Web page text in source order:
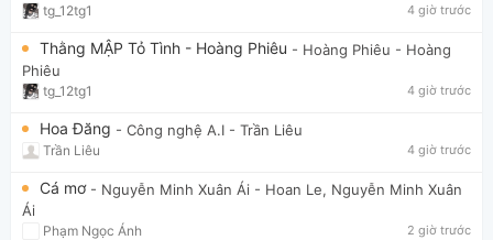
tg_12tg1 4 giờ trước
Thằng MẬP Tỏ Tình - Hoàng Phiêu - Hoàng Phiêu - Hoàng
Phiêu
tg_12tg1 4 giờ trước
Hoa Đăng - Công nghệ A.I - Trần Liêu
Trần Liêu 4 giờ trước
Cá mơ - Nguyễn Minh Xuân Ái - Hoan Le, Nguyễn Minh Xuân
Ái
Phạm Ngọc Ánh 2 giờ trước